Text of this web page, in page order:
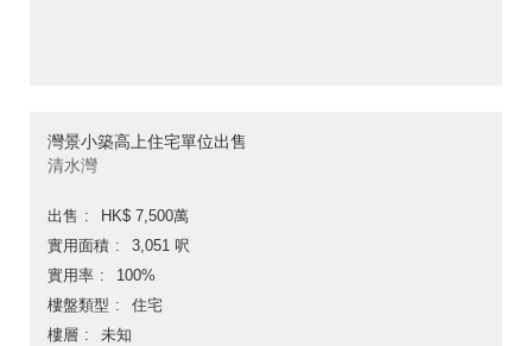
灣景小築高上住宅單位出售
清水灣
出售
HK$ 7,500萬
實用面積
3,051 呎
實用率
100%
樓盤類型
住宅
樓層
未知